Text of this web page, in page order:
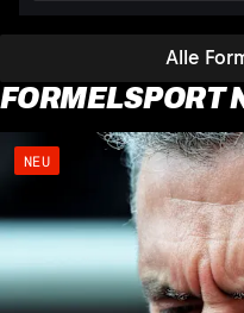
Alle
FORMELSPORT
NEU